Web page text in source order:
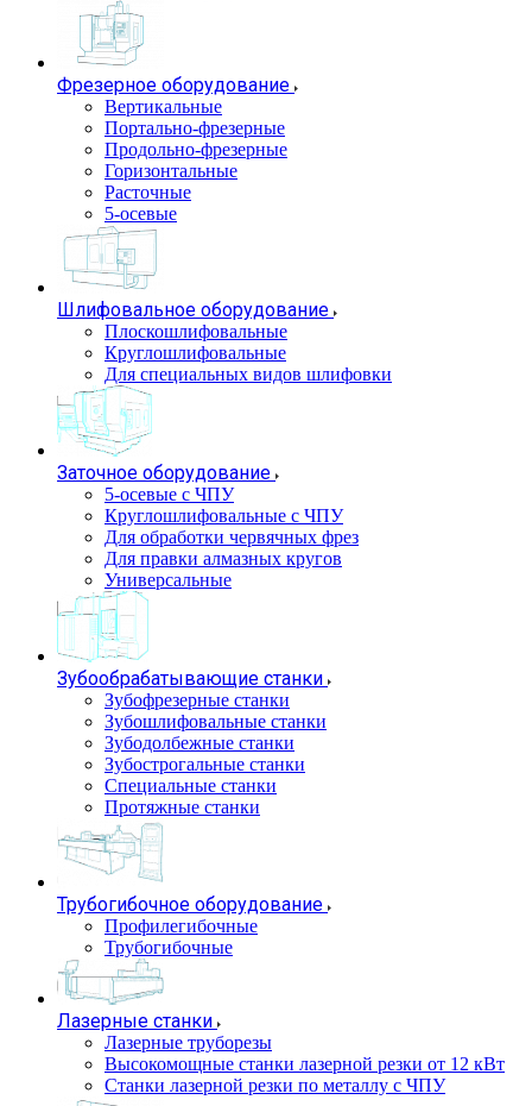
Фрезерное оборудование
Вертикальные
Портально-фрезерные
Продольно-фрезерные
Горизонтальные
Расточные
5-осевые
Шлифовальное оборудование
Плоскошлифовальные
Круглошлифовальные
Для специальных видов шлифовки
Заточное оборудование
5-осевые с ЧПУ
Круглошлифовальные с ЧПУ
Для обработки червячных фрез
Для правки алмазных кругов
Универсальные
Зубообрабатывающие станки
Зубофрезерные станки
Зубошлифовальные станки
Зубодолбежные станки
Зубострогальные станки
Специальные станки
Протяжные станки
Трубогибочное оборудование
Профилегибочные
Трубогибочные
Лазерные станки
Лазерные труборезы
Высокомощные станки лазерной резки от 12 кВт
Станки лазерной резки по металлу с ЧПУ